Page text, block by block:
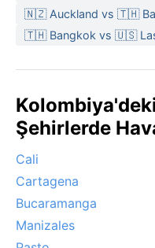
🇳🇿 Auckland vs 🇹🇭
🇹🇭 Bangkok vs 🇺🇸
Şehirlerde
Cali
Cartagena
Bucaramanga
Manizales